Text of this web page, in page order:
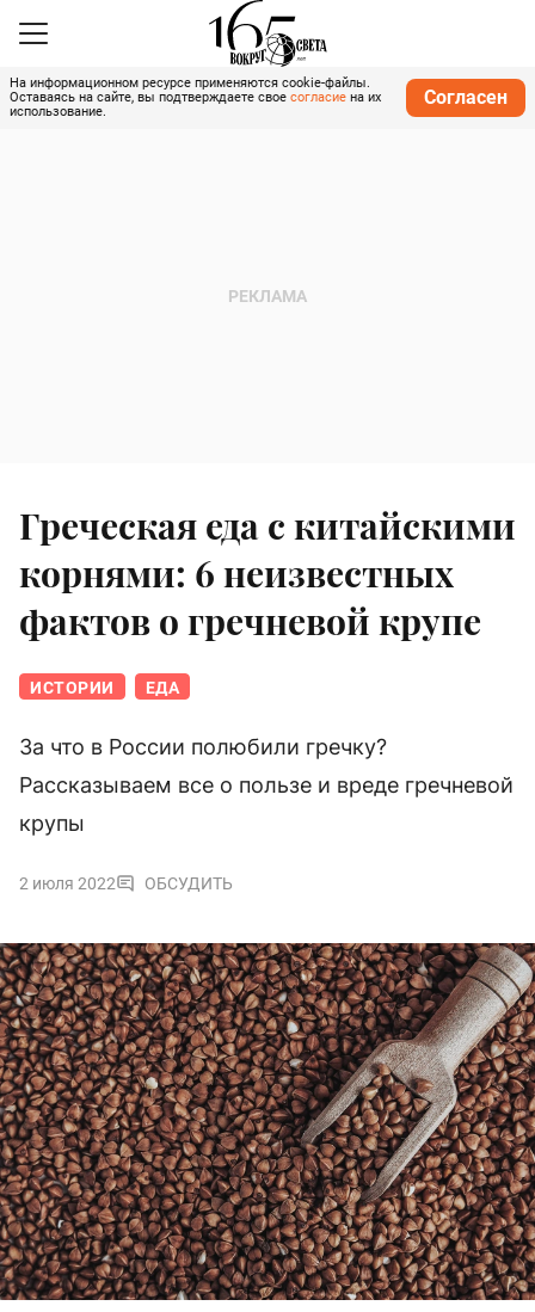
На информационном ресурсе применяются cookie-файлы.
Оставаясь на сайте, вы подтверждаете свое согласие на их
использование.
Согласен
Греческая еда с китайскими
корнями: 6 неизвестных
фактов о гречневой крупе
ИСТОРИИ ЕДА
За что в России полюбили гречку?
Рассказываем все о пользе и вреде гречневой
крупы
2 июля 2022 ОБСУДИТЬ